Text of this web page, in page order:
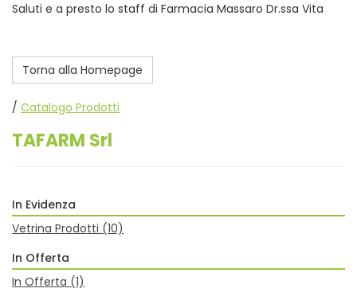
Saluti e a presto lo staff di Farmacia Massaro Dr.ssa Vita
Torna alla Homepage
/ Catalogo Prodotti
TAFARM Srl
In Evidenza
Vetrina Prodotti (10)
In Offerta
In Offerta (1)